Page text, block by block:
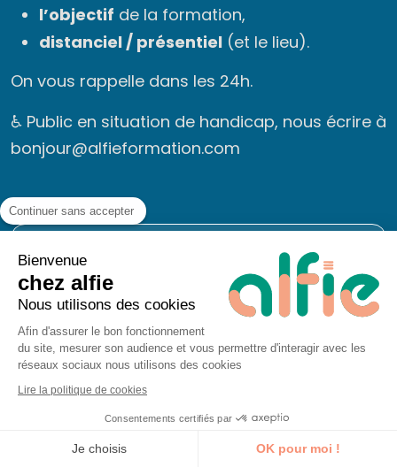
l’objectif de la formation,
distanciel / présentiel (et le lieu).
On vous rappelle dans les 24h.
♿ Public en situation de handicap, nous écrire à
bonjour@alfieformation.com
Message
Continuer sans accepter
Bienvenue
chez alfie
Nous utilisons des cookies
Afin d'assurer le bon fonctionnement
du site, mesurer son audience et vous permettre d'interagir avec les
réseaux sociaux nous utilisons des cookies
Lire la politique de cookies
Consentements certifiés par
Je choisis OK pour moi !